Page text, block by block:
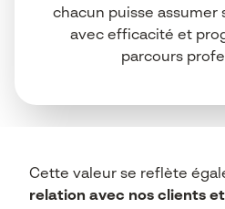
chacun puisse assumer
avec efficacité et
parcours
Cette valeur se reflète
relation avec nos clients